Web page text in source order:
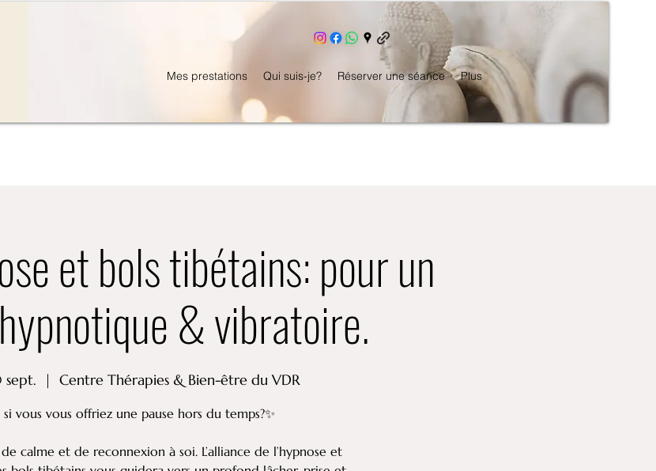
Mes prestations Qui suis-je? Réserver une séance Plus
et bols tibétains: pour un
& vibratoire.
sept.
  |
Centre Thérapies & Bien-être du VDR
si vous vous offriez une pause hors du temps?✨
calme et de reconnexion à soi. L’alliance de l’hypnose et